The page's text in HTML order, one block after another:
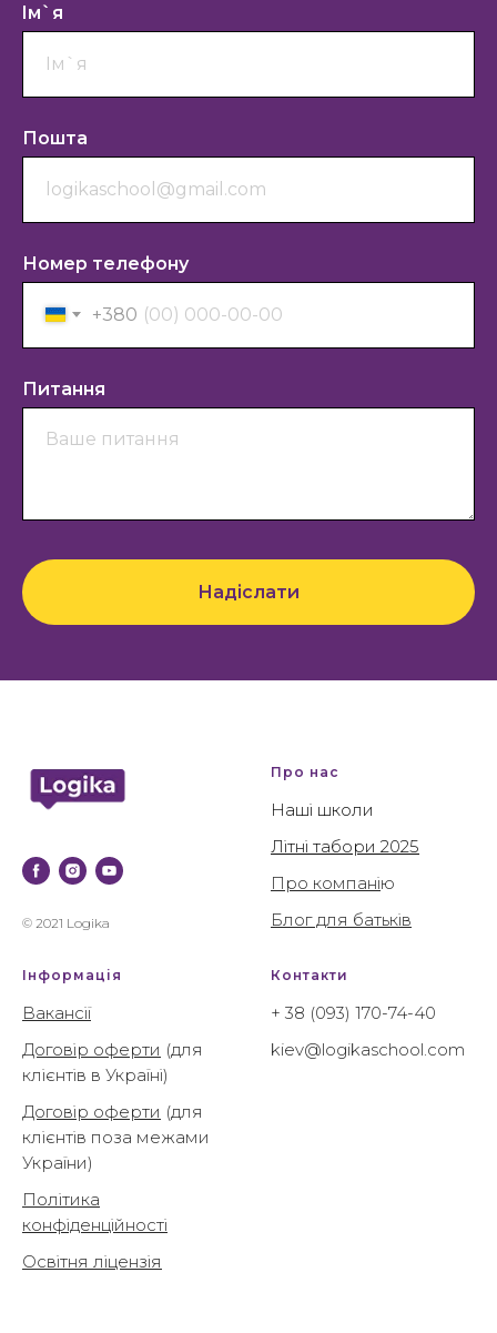
Iм`я
Пошта
Номер телефону
+380
Питання
Надіслати
© 2021 Logika
Про нас
Наші школи
Літні табори 2025
Про компанію
Блог для батьків
Інформація
Вакансії
Договір оферти (для
клієнтів в Україні)
Договір оферти (для
клієнтів поза межами
України)
Політика
конфіденційності
Освітня ліцензія
Контакти
+ 38 (093) 170-74-40
kiev@logikaschool.com